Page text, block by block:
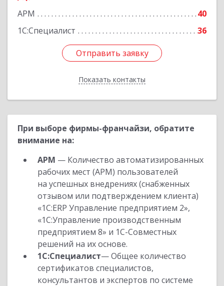
АРМ
40
1С:Специалист
36
Отправить заявку
Показать контакты
Подробнее
Отправить заявку
Назад
При выборе фирмы-франчайзи, обратите
внимание на:
АРМ — Количество автоматизированных
рабочих мест (АРМ) пользователей
на успешных внедрениях (снабженных
отзывом или подтверждением клиента)
«1С:ERP Управление предприятием 2»,
«1С:Управление производственным
предприятием 8» и 1С-Совместных
решений на их основе.
1С:Специалист— Общее количество
сертификатов специалистов,
консультантов и экспертов по системе